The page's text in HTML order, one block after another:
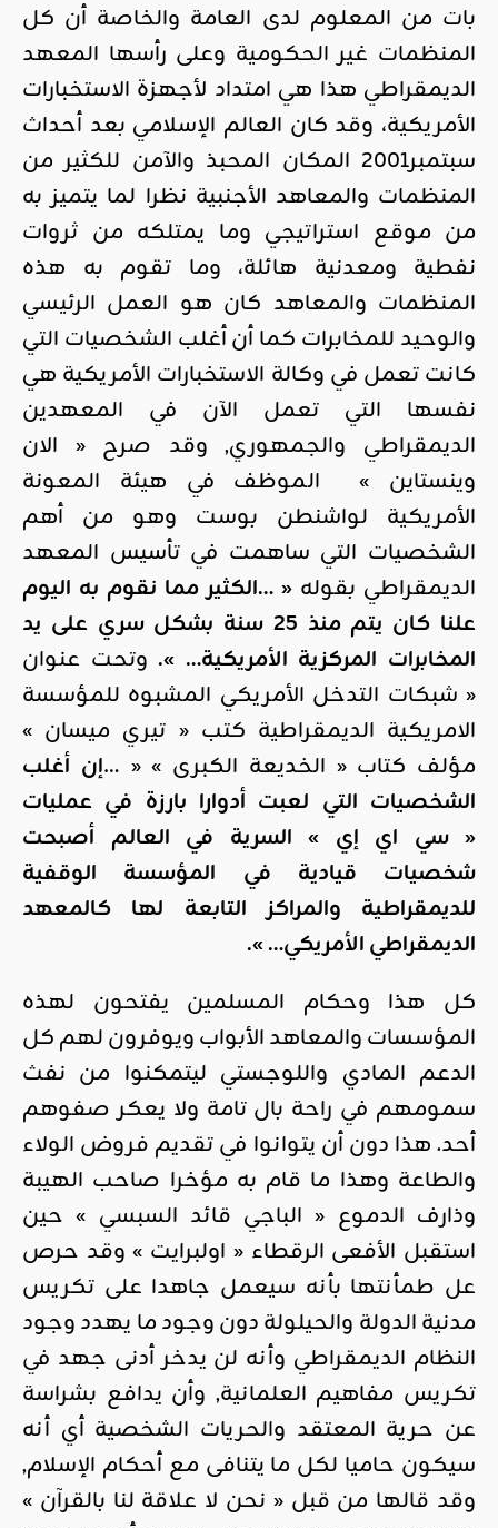
بات من المعلوم لدى العامة والخاصة أن كل
المنظمات غير الحكومية وعلى رأسها المعهد
الديمقراطي هذا هي امتداد لأجهزة الاستخبارات
الأمريكية، وقد كان العالم الإسلامي بعد أحداث
سبتمبر2001 المكان المحبذ والآمن للكثير من
المنظمات والمعاهد الأجنبية نظرا لما يتميز به
من موقع استراتيجي وما يمتلكه من ثروات
نفطية ومعدنية هائلة، وما تقوم به هذه
المنظمات والمعاهد كان هو العمل الرئيسي
والوحيد للمخابرات كما أن أغلب الشخصيات التي
كانت تعمل في وكالة الاستخبارات الأمريكية هي
نفسها التي تعمل الآن في المعهدين
الديمقراطي والجمهوري, وقد صرح « الان
وينستاين » الموظف في هيئة المعونة
الأمريكية لواشنطن بوست وهو من أهم
الشخصيات التي ساهمت في تأسيس المعهد
الديمقراطي بقوله « …الكثير مما نقوم به اليوم
علنا كان يتم منذ 25 سنة بشكل سري على يد
المخابرات المركزية الأمريكية… ».وتحت عنوان
« شبكات التدخل الأمريكي المشبوه للمؤسسة
الامريكية الديمقراطية كتب « تيري ميسان »
مؤلف كتاب « الخديعة الكبرى » « …إن أغلب
الشخصيات التي لعبت أدوارا بارزة في عمليات
« سي اي إي » السرية في العالم أصبحت
شخصيات قيادية في المؤسسة الوقفية
للديمقراطية والمراكز التابعة لها كالمعهد
الديمقراطي الأمريكي… ».
كل هذا وحكام المسلمين يفتحون لهذه
المؤسسات والمعاهد الأبواب ويوفرون لهم كل
الدعم المادي واللوجستي ليتمكنوا من نفث
سمومهم في راحة بال تامة ولا يعكر صفوهم
أحد. هذا دون أن يتوانوا في تقديم فروض الولاء
والطاعة وهذا ما قام به مؤخرا صاحب الهيبة
وذارف الدموع « الباجي قائد السبسي » حين
استقبل الأفعى الرقطاء « اولبرايت » وقد حرص
عل طمأنتها بأنه سيعمل جاهدا على تكريس
مدنية الدولة والحيلولة دون وجود ما يهدد وجود
النظام الديمقراطي وأنه لن يدخر أدنى جهد في
تكريس مفاهيم العلمانية, وأن يدافع بشراسة
عن حرية المعتقد والحريات الشخصية أي أنه
سيكون حاميا لكل ما يتنافى مع أحكام الإسلام,
وقد قالها من قبل « نحن لا علاقة لنا بالقرآن »